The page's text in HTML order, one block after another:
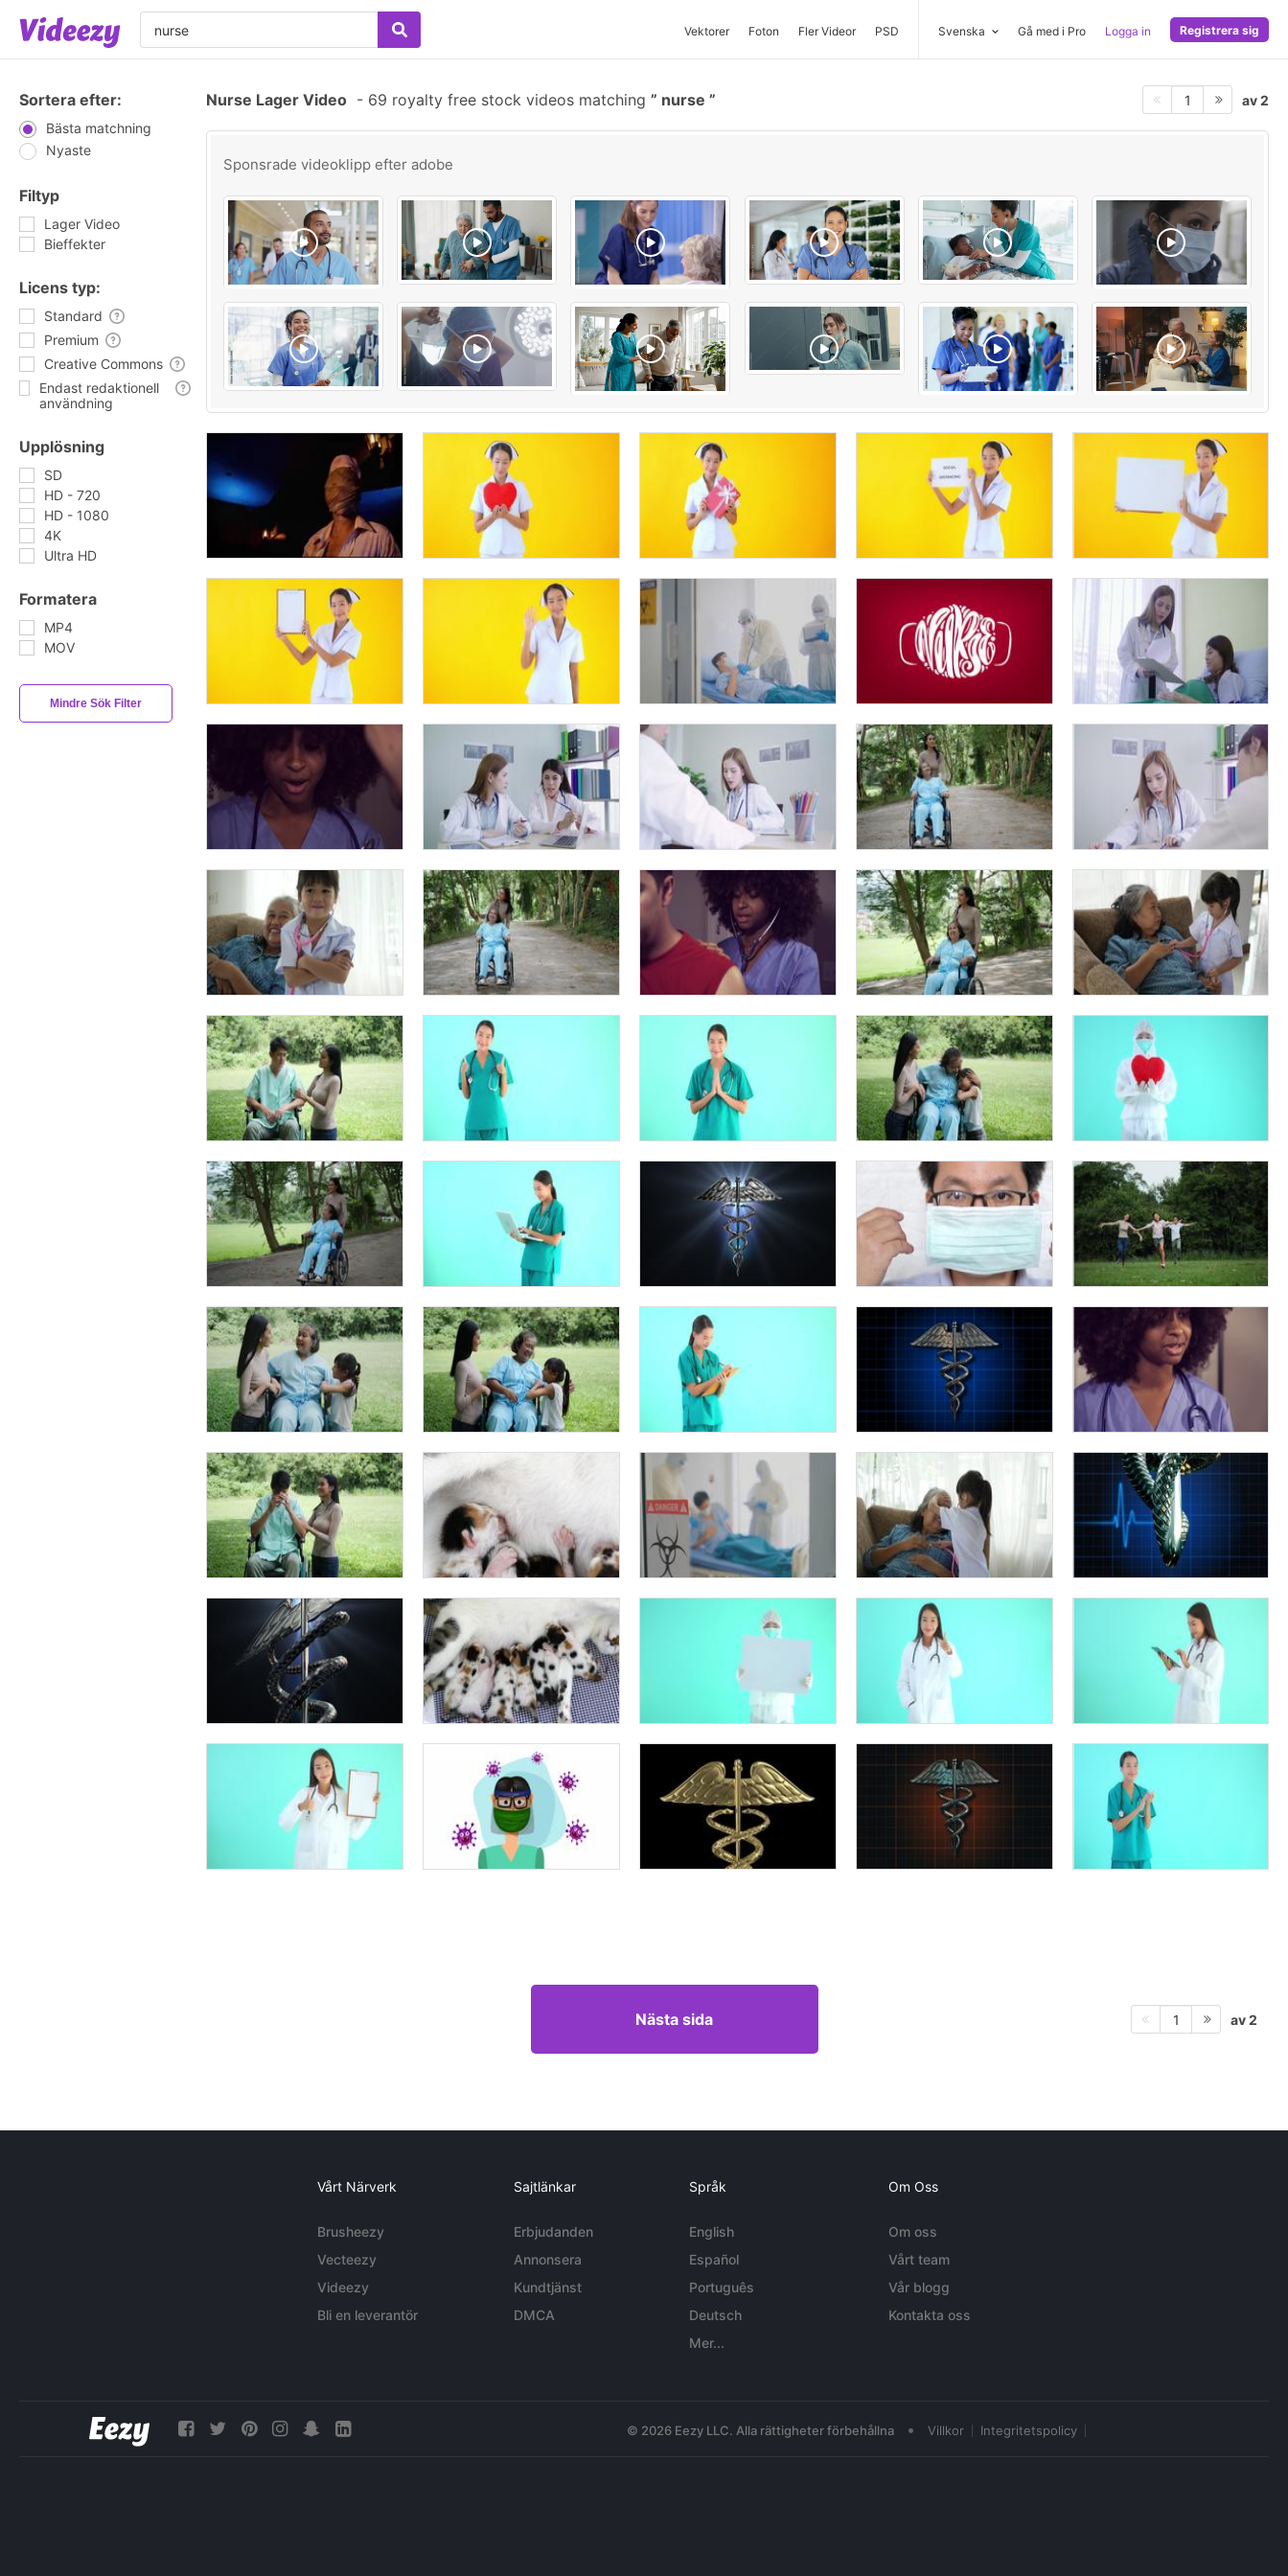
Vektorer Foton Fler Videor PSD Svenska Gå med i Pro Logga in Registrera sig
Sortera efter:
Bästa matchning
Nyaste
Filtyp
Lager Video
Bieffekter
Licens typ:
Standard
Premium
Creative Commons
Endast redaktionell
användning
Upplösning
SD
HD - 720
HD - 1080
4K
Ultra HD
Formatera
MP4
MOV
Mindre Sök Filter
Nurse Lager Video - 69 royalty free stock videos matching nurse 1 av 2
Sponsrade videoklipp efter adobe
Nästa sida 1 av 2
Vårt Närverk
Brusheezy
Vecteezy
Videezy
Bli en leverantör
Sajtlänkar
Erbjudanden
Annonsera
Kundtjänst
DMCA
Språk
English
Español
Português
Deutsch
Mer...
Om Oss
Om oss
Vårt team
Vår blogg
Kontakta oss
© 2026 Eezy LLC. Alla rättigheter förbehållna • Villkor Integritetspolicy